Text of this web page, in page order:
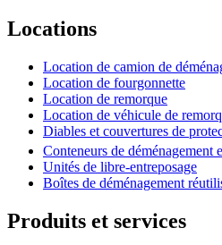
Locations
Location de camion de
Location de fourgonnette
Location de remorque
Location de véhicule de
Diables et couvertures de
Conteneurs de déménagement
Unités de libre-entreposage
Boîtes de déménagement
Produits et services